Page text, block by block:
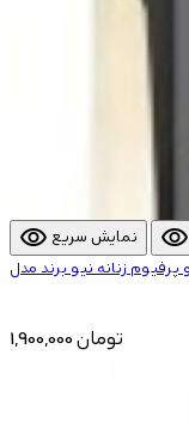
visibility نمایش سریع visibility
1,900,000 تومان